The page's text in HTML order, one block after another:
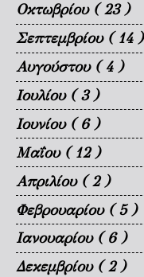
Οκτωβρίου ( 23 )
Σεπτεμβρίου ( 14 )
Αυγούστου ( 4 )
Ιουλίου ( 3 )
Ιουνίου ( 6 )
Μαΐου ( 12 )
Απριλίου ( 2 )
Φεβρουαρίου ( 5 )
Ιανουαρίου ( 6 )
Δεκεμβρίου ( 2 )